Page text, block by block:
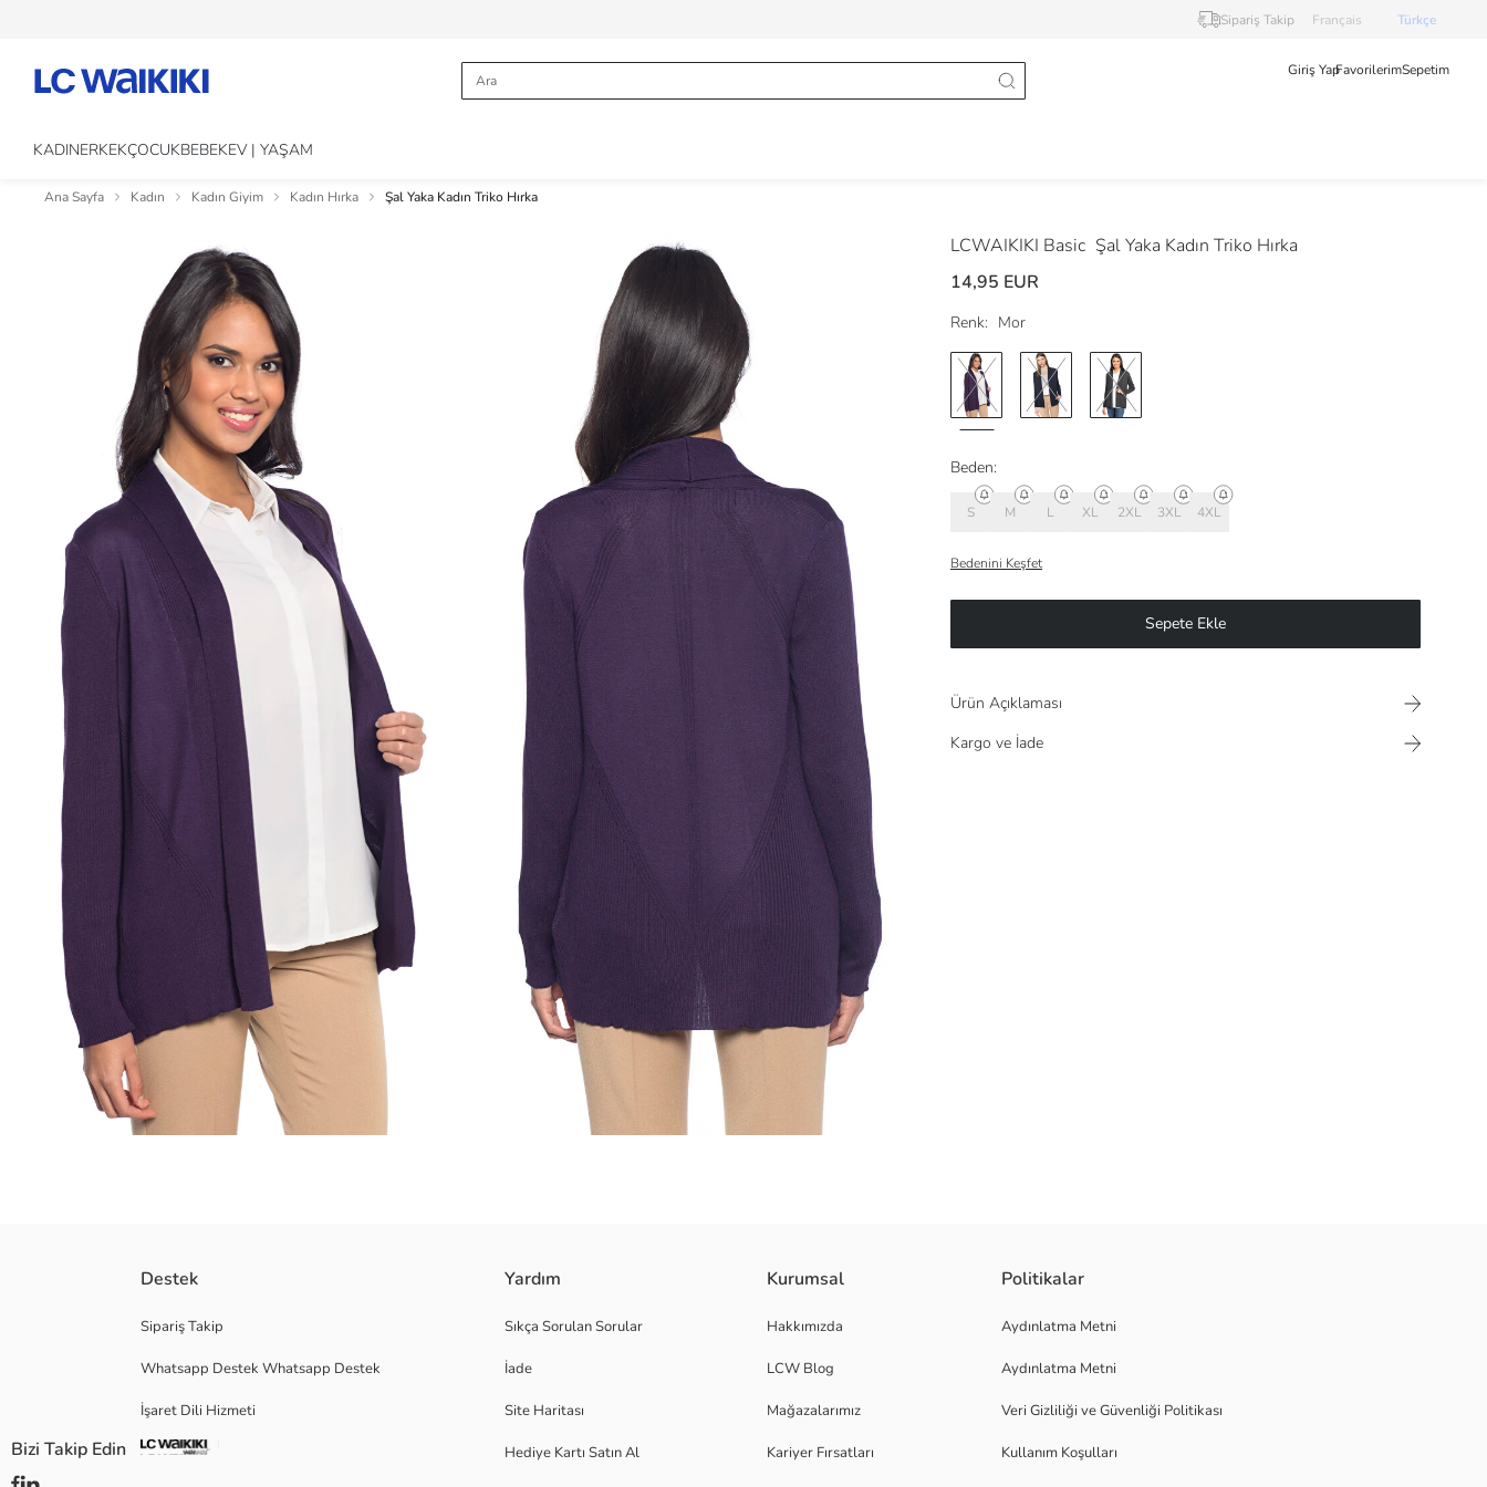
Sipariş Takip Français Türkçe
Giriş YapFavorilerimSepetim
KADINERKEKÇOCUKBEBEKEV | YAŞAM
Ana Sayfa Kadın Kadın Giyim Kadın Hırka Şal Yaka Kadın Triko Hırka
LCWAIKIKI Basic Şal Yaka Kadın Triko Hırka
14,95 EUR
Renk: Mor
Beden:
S M L XL 2XL 3XL 4XL
Bedenini Keşfet
Sepete Ekle
Ürün Açıklaması
Kargo ve İade
Destek
Sipariş Takip
Whatsapp Destek Whatsapp Destek
İşaret Dili Hizmeti
Yardım
Sıkça Sorulan Sorular
İade
Site Haritası
Hediye Kartı Satın Al
Kurumsal
Hakkımızda
LCW Blog
Mağazalarımız
Kariyer Fırsatları
Politikalar
Aydınlatma Metni
Aydınlatma Metni
Veri Gizliliği ve Güvenliği Politikası
Kullanım Koşulları
Bizi Takip Edin